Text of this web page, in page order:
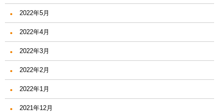
2022年5月
2022年4月
2022年3月
2022年2月
2022年1月
2021年12月